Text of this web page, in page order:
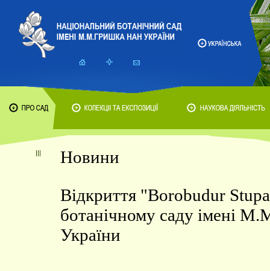
Новини
Відкриття "Borobudur
ботанічному саду імені
України